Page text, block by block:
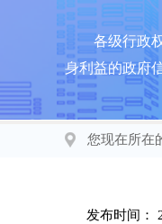
各级行政
身利益的政府
您现在所在
发布时间：